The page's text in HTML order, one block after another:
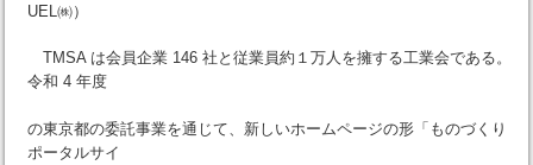
UEL㈱）
TMSA は会員企業 146 社と従業員約１万人を擁する工業会である。
令和 4 年度
の東京都の委託事業を通じて、新しいホームページの形「ものづくり
ポータルサイ